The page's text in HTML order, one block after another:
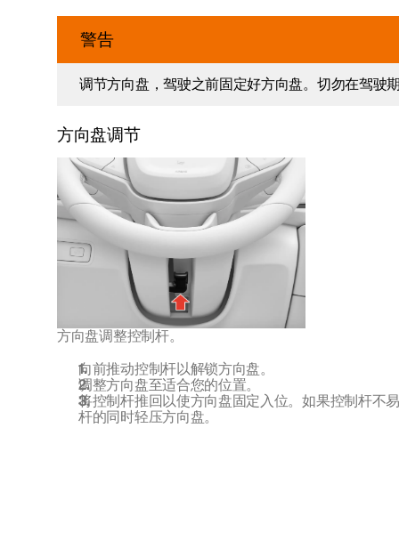
警告
调节方向盘，驾驶之前固定好方向盘。切勿在驾驶
方向盘调节
方向盘调整控制杆。
向前推动控制杆以解锁方向盘。
调整方向盘至适合您的位置。
将控制杆推回以使方向盘固定入位。如果控制杆不
杆的同时轻压方向盘。